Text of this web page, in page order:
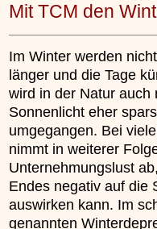
Mit TCM den
Im Winter werden
länger und die Tage
wird in der Natur auch
Sonnenlicht eher
umgegangen. Bei
nimmt in weiterer
Unternehmungslust
Endes negativ auf die
auswirken kann. Im
genannten